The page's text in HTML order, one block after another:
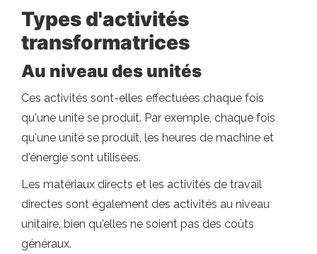
Types d'activités
transformatrices
Au niveau des unités
Ces activités sont-elles effectuées chaque fois
qu'une unité se produit. Par exemple, chaque fois
qu'une unité se produit, les heures de machine et
d'énergie sont utilisées.
Les matériaux directs et les activités de travail
directes sont également des activités au niveau
unitaire, bien qu'elles ne soient pas des coûts
généraux.